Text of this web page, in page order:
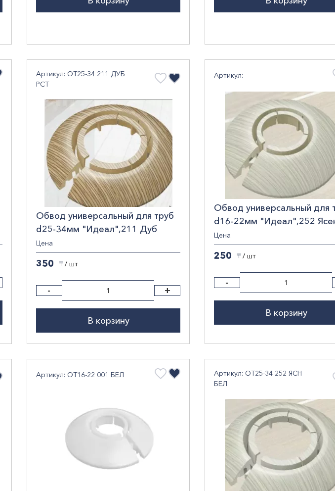
Артикул: ОТ25-34 211 ДУБ
РСТ
Обвод универсальный для труб
d25-34мм "Идеал",211 Дуб
рустик /20/
Цена
350 〒 / шт
- +
В корзину
Артикул:
Обвод универсальный для
d16-22мм "Идеал",252
белый /20/
Цена
250 〒 / шт
-
В корзину
Артикул: ОТ16-22 001 БЕЛ
Артикул: ОТ25-34 252 ЯСН
БЕЛ